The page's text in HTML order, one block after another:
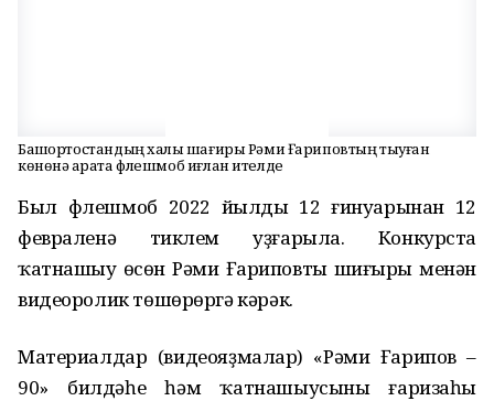
Башҡортостандың халыҡ шағиры Рәми Ғариповтың тыуған
көнөнә ҡарата флешмоб иғлан ителде
Был флешмоб 2022 йылдың 12 ғинуарынан 12
февраленә тиклем уҙғарыла. Конкурста
ҡатнашыу өсөн Рәми Ғариповтың шиғыры менән
видеоролик төшөрөргә кәрәк.
Материалдар (видеояҙмалар) «Рәми Ғарипов –
90» билдәһе һәм ҡатнашыусының ғаризаһы